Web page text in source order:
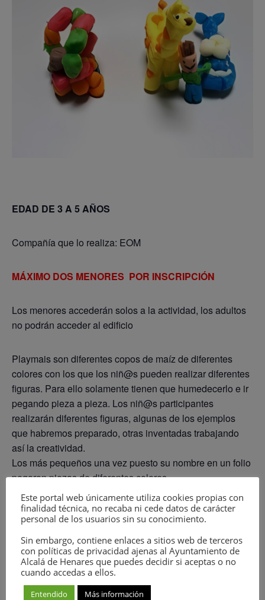
EDAD DE 3 A 5 AÑOS
Compañía que lo realiza: EOM
MÁXIMO DOS MENORES POR INSCRIPCIÓN
Los menores accederán solos a la actividad, los adultos
no podrán acceder al edificio
Playmais son diferentes copos de maíz de diferentes
colores con los que los niñ@s pueden realizar diferentes
figuras. Para ello solamente tienen que humedecerlo e ir
pegando pieza a pieza. Los niñ@s participantes
realizarán diferentes figuras, algunas de los ejemplos
que habremos preparado, otras inventadas trabajando
así la creatividad.
Los más pequeños una vez puesto su nombre en un folio
pegaron piezas de diferentes colores
Este portal web únicamente utiliza cookies propias con
finalidad técnica, no recaba ni cede datos de carácter
personal de los usuarios sin su conocimiento.
Sin embargo, contiene enlaces a sitios web de terceros
con políticas de privacidad ajenas al Ayuntamiento de
Alcalá de Henares que puedes decidir si aceptas o no
cuando accedas a ellos.
Entendido Más información